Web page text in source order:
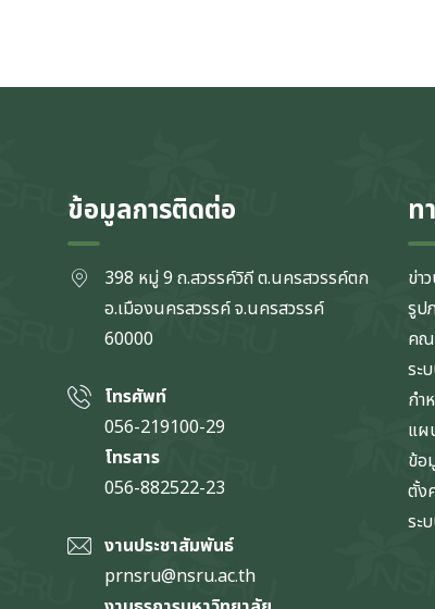
ข้อมูลการติดต่อ
398 หมู่ 9 ถ.สวรรค์วิถี ต.นครสวรรค์ตก
อ.เมืองนครสวรรค์ จ.นครสวรรค์
60000
โทรศัพท์
056-219100-29
โทรสาร
056-882522-23
งานประชาสัมพันธ์
prnsru@nsru.ac.th
ท
ข่า
รูป
คณ
ระ
กำ
แผ
ข้อ
ตั้ง
ระ